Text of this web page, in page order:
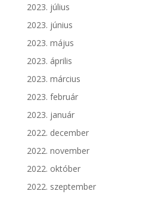
2023. július
2023. június
2023. május
2023. április
2023. március
2023. február
2023. január
2022. december
2022. november
2022. október
2022. szeptember